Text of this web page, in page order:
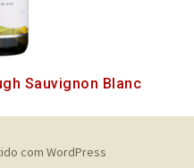
Sauvignon Blanc
com WordPress